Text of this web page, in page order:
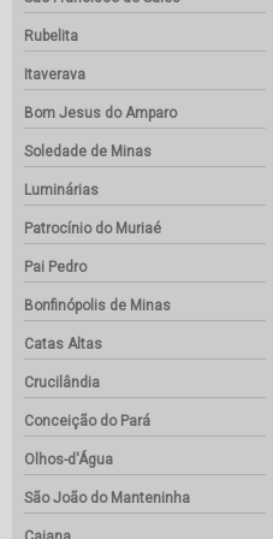
Rubelita
Itaverava
Bom Jesus do Amparo
Soledade de Minas
Luminárias
Patrocínio do Muriaé
Pai Pedro
Bonfinópolis de Minas
Catas Altas
Crucilândia
Conceição do Pará
Olhos-d'Água
São João do Manteninha